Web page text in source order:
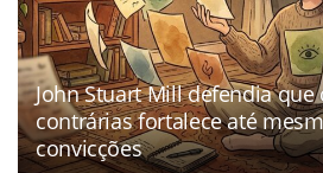
John Stuart Mill defendia
contrárias fortalece até
convicções